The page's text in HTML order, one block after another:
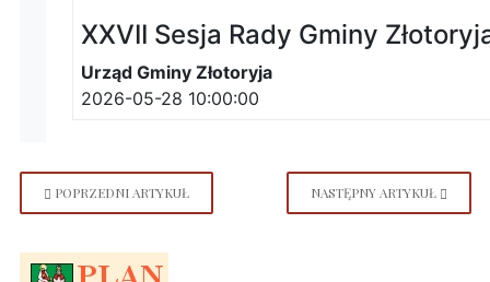
POPRZEDNI ARTYKUŁ NASTĘPNY ARTYKUŁ